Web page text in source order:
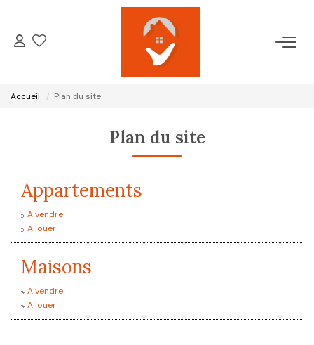
ACCUEIL
VENTES
LOCATIONS
GESTION LOCATIVE
CONTACT
Accueil Plan du site
Plan du site
Appartements
A vendre
A louer
Maisons
A vendre
A louer